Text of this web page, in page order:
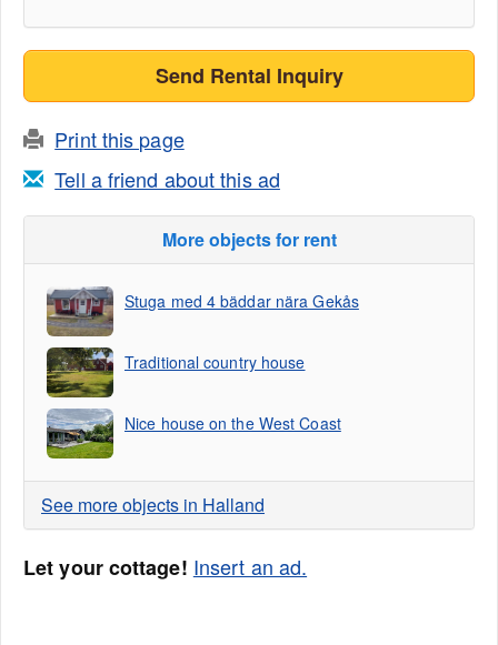
Send Rental Inquiry
Print this page
Tell a friend about this ad
More objects for rent
Stuga med 4 bäddar nära Gekås
Traditional country house
Nice house on the West Coast
See more objects in Halland
Let your cottage! Insert an ad.